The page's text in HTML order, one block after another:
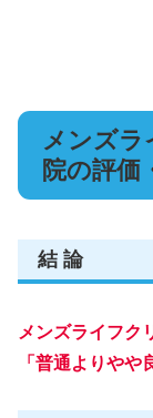
メンズラ
院の評価
結 論
メンズライフク
「普通よりやや